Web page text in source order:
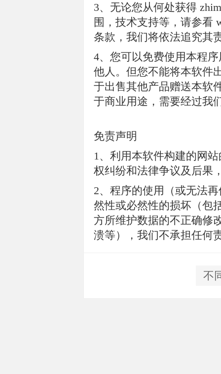
3、无论您从何处获得
围，技术支持等，请参看
条款，我们将依法追究其
4、您可以免费使用本程
他人。但您不能将本软件
于出售其他产品赠送本软
于商业用途，需要经过我
免责声明
1、利用本软件构建的网
权纠纷和法律争议及后果
2、程序的使用（或无法
然性或必然性的损坏（包
方所维护数据的不正确修
溃等），我们不承担任何
不